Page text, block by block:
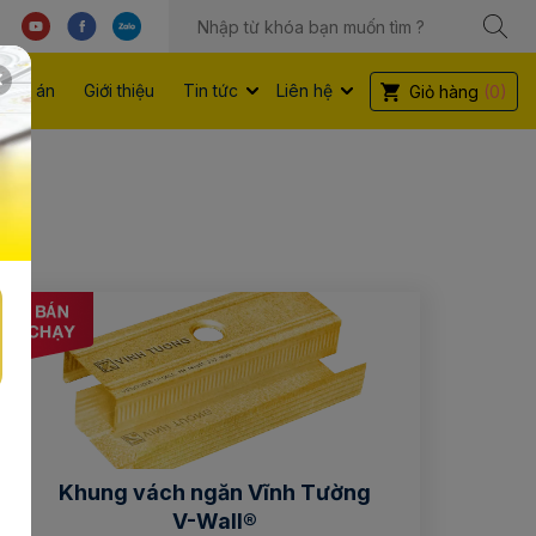
Dự án Giới thiệu Tin tức Liên hệ Giỏ hàng (0)
Khung vách ngăn Vĩnh Tường
V-Wall®